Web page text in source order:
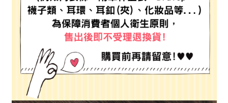
2.基於同意付款使用「大哥付你分期」之契約關係目的，商店將以您的個人
資料（包含姓名、電話或地址）提供予台灣大哥大進項蒐集、處理及利用，
由本公司與您本人進行分期帳單所需資料之確認、核對及更正。
3.完整用戶服務條款，請詳閱以下連結：https://oppay.tw/userRule
※ 交易是否成功請以「AFTEE先享後付 」之結帳頁面顯示為準，若有關於
是否繳費成功／繳費後需取消欲退款等相關疑問，請聯繫「AFTEE先享後付
客戶支援中心」https://netprotections.freshdesk.com/support/home
【注意事項】
１．透過由恩沛科技股份有限公司提供之「AFTEE先享後付」服務完成之交
易，需依本服務之必要範圍內提供個人資料，並將交易相關給付款項請求債
權轉讓予恩沛科技股份有限公司。
２．關於個人資料處理事宜，請瀏覽以下網址：
３．未成年的使用者請事先徵得法定代理人或監護人之同意方可使用
「AFTEE先享後付」，若未經同意申辦者引起之損失，本公司不負相關責
每筆NT$80，滿NT$1,500(含以上)免運費
宅配
每筆NT$80，滿NT$1,500(含以上)免運費